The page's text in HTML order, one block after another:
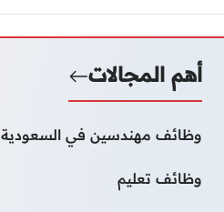
أهم المجالات
وظائف مهندسين في السعودية
وظائف تعليم